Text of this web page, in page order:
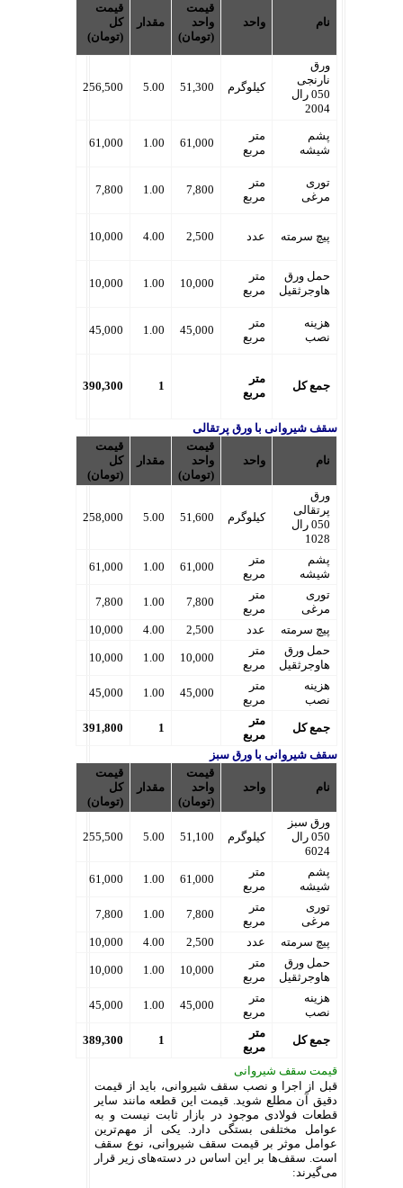
نام واحد
قیمت
واحد
(تومان)
مقدار
قیمت
کل
(تومان)
ورق
نارنجی
050 رال
2004
کیلوگرم 51,300
5.00
256,500
پشم
شیشه
متر
مربع
61,000
1.00
61,000
توری
مرغی
متر
مربع
7,800
1.00
7,800
پیچ سرمته عدد 2,500
4.00
10,000
حمل ورق
هاوجرثقیل
متر
مربع
10,000
1.00
10,000
هزینه
نصب
متر
مربع
45,000
1.00
45,000
جمع کل
متر
مربع
1
390,300
سقف شیروانی با ورق پرتقالی
نام واحد
قیمت
واحد
(تومان)
مقدار
قیمت
کل
(تومان)
ورق
پرتقالی
050 رال
1028
کیلوگرم 51,600
5.00
258,000
پشم
شیشه
متر
مربع
61,000
1.00
61,000
توری
مرغی
متر
مربع
7,800
1.00
7,800
پیچ سرمته عدد 2,500
4.00
10,000
حمل ورق
هاوجرثقیل
متر
مربع
10,000
1.00
10,000
هزینه
نصب
متر
مربع
45,000
1.00
45,000
جمع کل
متر
مربع
1
391,800
سقف شیروانی با ورق سبز
نام واحد
قیمت
واحد
(تومان)
مقدار
قیمت
کل
(تومان)
ورق سبز
050 رال
6024
کیلوگرم 51,100
5.00
255,500
پشم
شیشه
متر
مربع
61,000
1.00
61,000
توری
مرغی
متر
مربع
7,800
1.00
7,800
پیچ سرمته عدد 2,500
4.00
10,000
حمل ورق
هاوجرثقیل
متر
مربع
10,000
1.00
10,000
هزینه
نصب
متر
مربع
45,000
1.00
45,000
جمع کل
متر
مربع
1
389,300
قیمت سقف شیروانی
قبل از اجرا و نصب سقف شیروانی، باید از قیمت
دقیق آن مطلع شوید. قیمت این قطعه مانند سایر
قطعات فولادی موجود در بازار ثابت نیست و به
عوامل مختلفی بستگی دارد. یکی از مهم‌ترین
عوامل موثر بر قیمت سقف شیروانی، نوع سقف
است. سقف‌ها بر این اساس در دسته‌های زیر قرار
می‌گیرند: